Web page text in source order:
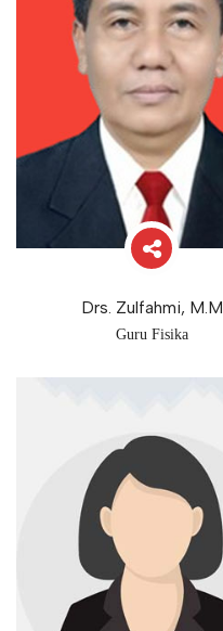
Drs. Zulfahmi, M.M
Guru Fisika